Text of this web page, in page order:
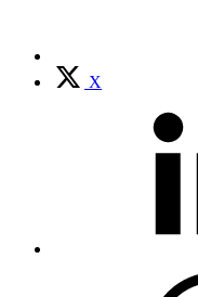
X